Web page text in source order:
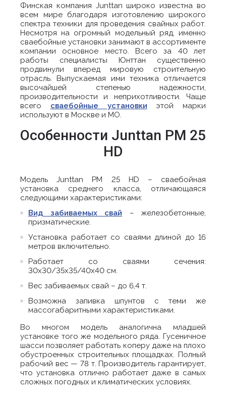
Финская компания Junttan широко известна во
всем мире благодаря изготовлению широкого
спектра техники для проведения свайных работ.
Несмотря на огромный модельный ряд, именно
сваебойные установки занимают в ассортименте
компании основное место. Всего за 40 лет
работы специалисты Юнттан существенно
продвинули вперед мировую строительную
отрасль. Выпускаемая ими техника отличается
высочайшей степенью надежности,
производительности и неприхотливости. Чаще
всего
сваебойные установки
этой марки
используют в Москве и МО.
Особенности Junttan PM 25
HD
Модель Junttan PM 25 HD – сваебойная
установка среднего класса, отличающаяся
следующими характеристиками:
Вид забиваемых свай
– железобетонные,
призматические.
Установка работает со сваями длиной до 16
метров включительно.
Работает со сваями сечения:
30х30/35х35/40х40 см.
Вес забиваемых свай – до 6,4 т.
Возможна запивка шпунтов с теми же
массогабаритными характеристиками.
Во многом модель аналогична младшей
установке того же модельного ряда. Гусеничное
шасси позволяет работать коперу даже на плохо
обустроенных строительных площадках. Полный
рабочий вес — 78 т. Производитель гарантирует,
что установка отлично работает даже в самых
сложных погодных и климатических условиях.